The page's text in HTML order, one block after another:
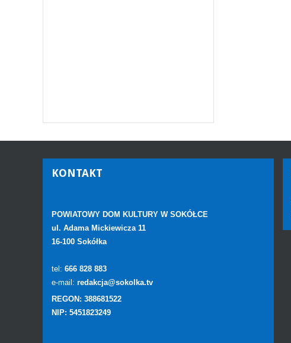
KONTAKT
POWIATOWY DOM KULTURY W SOKÓŁCE
ul. Adama Mickiewicza 11
16-100 Sokółka
tel: 666 828 883
e-mail: redakcja@sokolka.tv
REGON: 388681522
NIP: 5451823249